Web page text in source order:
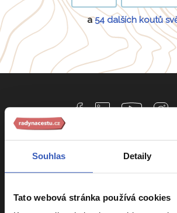
Souhlas Detaily
Tato webová stránka používá cookies
a54 dalších koutů
Informace k